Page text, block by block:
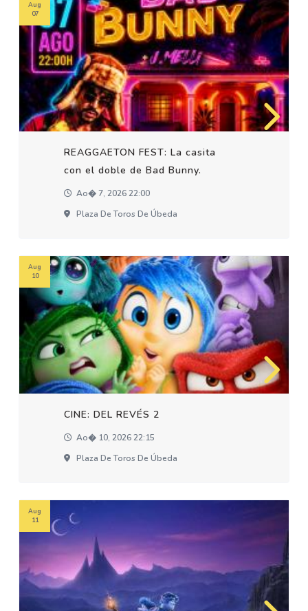
REAGGAETON FEST: La casita
con el doble de Bad Bunny.
Ao� 7, 2026 22:00
Plaza De Toros De Úbeda
Aug
07
CINE: DEL REVÉS 2
Ao� 10, 2026 22:15
Plaza De Toros De Úbeda
Aug
10
Aug
11